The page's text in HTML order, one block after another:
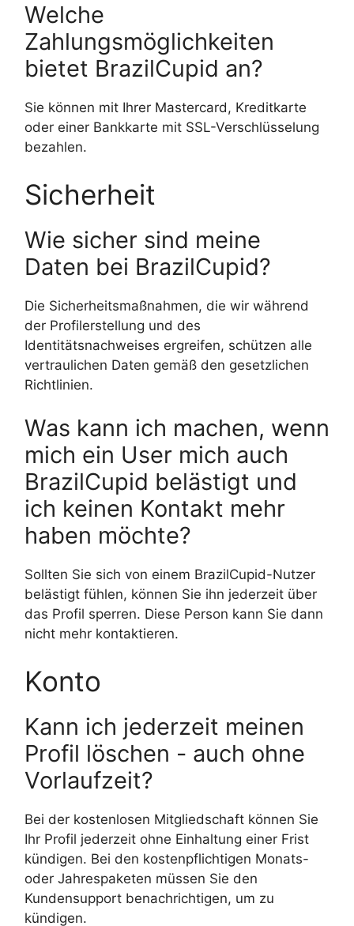
Welche
Zahlungsmöglichkeiten
bietet BrazilCupid an?
Sie können mit Ihrer Mastercard, Kreditkarte
oder einer Bankkarte mit SSL-Verschlüsselung
bezahlen.
Sicherheit
Wie sicher sind meine
Daten bei BrazilCupid?
Die Sicherheitsmaßnahmen, die wir während
der Profilerstellung und des
Identitätsnachweises ergreifen, schützen alle
vertraulichen Daten gemäß den gesetzlichen
Richtlinien.
Was kann ich machen, wenn
mich ein User mich auch
BrazilCupid belästigt und
ich keinen Kontakt mehr
haben möchte?
Sollten Sie sich von einem BrazilCupid-Nutzer
belästigt fühlen, können Sie ihn jederzeit über
das Profil sperren. Diese Person kann Sie dann
nicht mehr kontaktieren.
Konto
Kann ich jederzeit meinen
Profil löschen - auch ohne
Vorlaufzeit?
Bei der kostenlosen Mitgliedschaft können Sie
Ihr Profil jederzeit ohne Einhaltung einer Frist
kündigen. Bei den kostenpflichtigen Monats-
oder Jahrespaketen müssen Sie den
Kundensupport benachrichtigen, um zu
kündigen.